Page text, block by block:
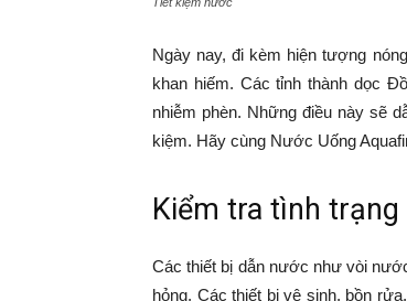
Ngày nay, đi kèm hiện tượng
khan hiếm. Các tỉnh thành dọc
nhiễm phèn. Những điều này sẽ
kiệm. Hãy cùng Nước Uống
Kiểm tra tình
Các thiết bị dẫn nước như vòi
hỏng. Các thiết bị vệ sinh, bồn